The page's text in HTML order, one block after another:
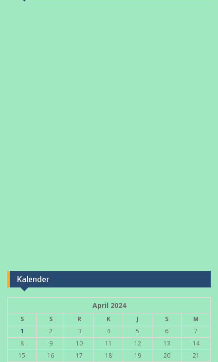
Kalender
April 2024
S S R K J S
M
1
2 3 4 5 6
7
8
9 10 11 12 13
14
15
16 17 18 19 20
21